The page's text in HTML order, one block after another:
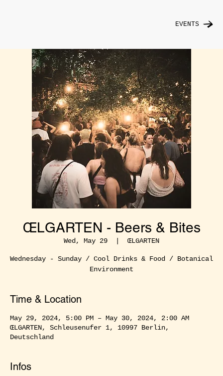
EVENTS
ŒLGARTEN - Beers & Bites
Wed, May 29
  |
ŒLGARTEN
Wednesday - Sunday / Cool Drinks & Food / Botanical
Environment
Time & Location
May 29, 2024, 5:00 PM – May 30, 2024, 2:00 AM
ŒLGARTEN, Schleusenufer 1, 10997 Berlin,
Deutschland
Infos